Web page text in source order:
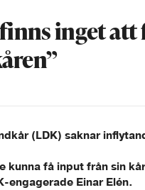
inget att
(LDK) saknar
kunna få input från sin
engagerade Einar Elén.